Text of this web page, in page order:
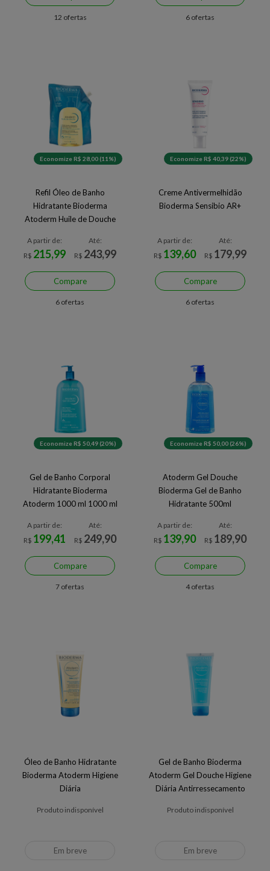
12 ofertas 6 ofertas
Economize R$ 28,00 (11%)
Refil Óleo de Banho
Hidratante Bioderma
Atoderm Huile de Douche
A partir de:
R$ 215,99
Até:
R$ 243,99
Compare
6 ofertas
Economize R$ 40,39 (22%)
Creme Antivermelhidão
Bioderma Sensibio AR+
A partir de:
R$ 139,60
Até:
R$ 179,99
Compare
6 ofertas
Economize R$ 50,49 (20%)
Gel de Banho Corporal
Hidratante Bioderma
Atoderm 1000 ml 1000 ml
A partir de:
R$ 199,41
Até:
R$ 249,90
Compare
7 ofertas
Economize R$ 50,00 (26%)
Atoderm Gel Douche
Bioderma Gel de Banho
Hidratante 500ml
A partir de:
R$ 139,90
Até:
R$ 189,90
Compare
4 ofertas
Óleo de Banho Hidratante
Bioderma Atoderm Higiene
Diária
Produto indisponível
Em breve
Gel de Banho Bioderma
Atoderm Gel Douche Higiene
Diária Antirressecamento
Produto indisponível
Em breve